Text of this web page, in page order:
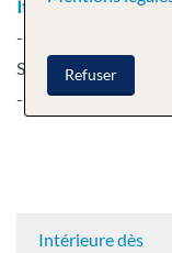
ItinéraireHo Chi
- Ho Chi Minh-Ville -
Sa Dec - Tan Châu
- Phnom Penhplus
Intérieure dès
Refuser